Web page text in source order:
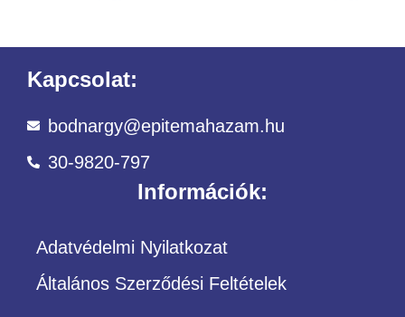
Kapcsolat:
bodnargy@epitemahazam.hu
30-9820-797
Információk:
Adatvédelmi Nyilatkozat
Általános Szerződési Feltételek